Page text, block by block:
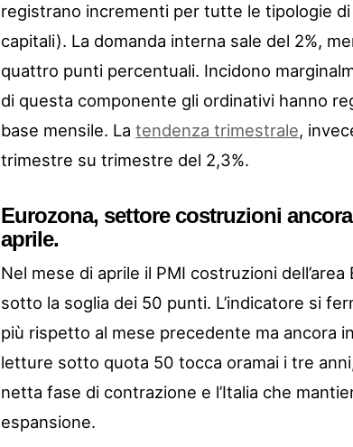
registrano incrementi per tutte le tipologie
capitali). La domanda interna sale del 2%,
quattro punti percentuali. Incidono
di questa componente gli ordinativi hanno
base mensile. La tendenza trimestrale,
trimestre su trimestre del 2,3%.
Eurozona, settore costruzioni
aprile.
Nel mese di aprile il PMI costruzioni
sotto la soglia dei 50 punti. L’indicatore si
più rispetto al mese precedente ma ancora
letture sotto quota 50 tocca oramai i tre
netta fase di contrazione e l’Italia che
espansione.